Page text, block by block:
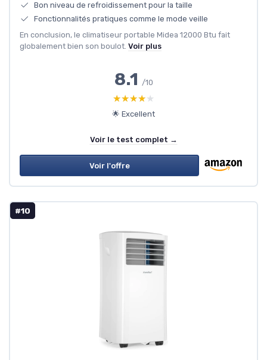
Bon niveau de refroidissement pour la taille
Fonctionnalités pratiques comme le mode veille
En conclusion, le climatiseur portable Midea 12000 Btu fait
globalement bien son boulot. Voir plus
8.1 /10
★★★★★
★★★★★
🌟 Excellent
Voir le test complet →
Voir l'offre
#10